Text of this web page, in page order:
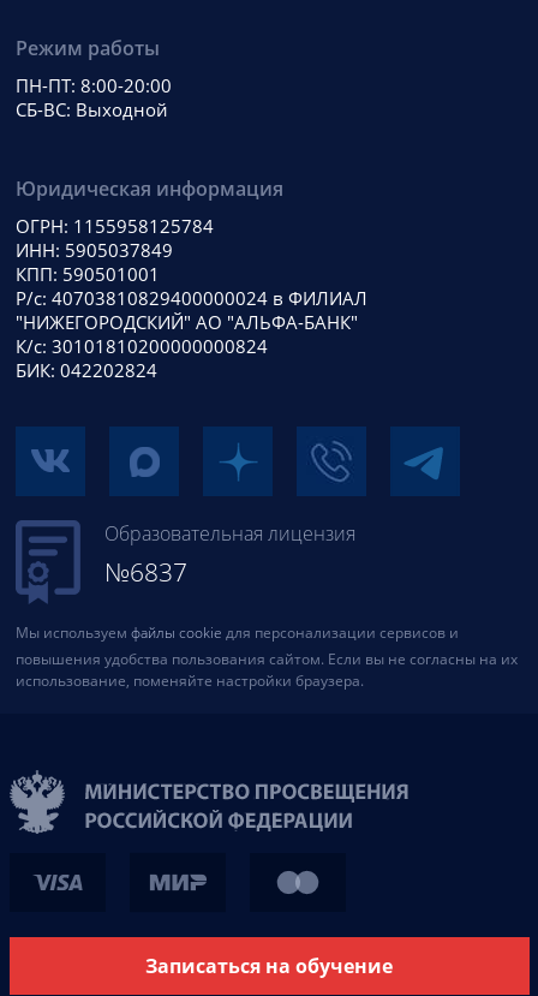
Режим работы
ПН-ПТ: 8:00-20:00
СБ-ВС: Выходной
Юридическая информация
ОГРН: 1155958125784
ИНН: 5905037849
КПП: 590501001
Р/с: 40703810829400000024 в ФИЛИАЛ
"НИЖЕГОРОДСКИЙ" АО "АЛЬФА-БАНК"
К/с: 30101810200000000824
БИК: 042202824
Образовательная лицензия
№6837
Мы используем файлы cookie для персонализации сервисов и
повышения удобства пользования сайтом. Если вы не согласны на их
использование, поменяйте настройки браузера.
Записаться на обучение